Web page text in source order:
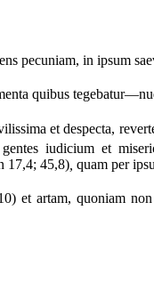
pecuniam, in ipsum
quibus
et despecta,
iudicium et
17,4; 45,8) quam per
et artam, quoniam